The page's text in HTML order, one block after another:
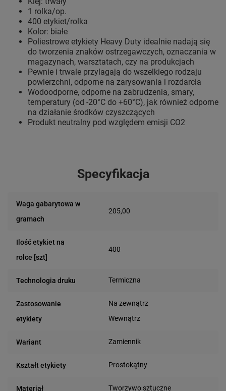
1 rolka/op.
400 etykiet/rolka
Kolor: białe
Poliestrowe etykiety Heavy Duty idealnie nadają się
do tworzenia znaków ostrzegawczych, oznaczania w
magazynach, warsztatach, czy na produkcjach
Pewnie i trwale przylagają do wszelkiego rodzaju
powierzchni, odporne na zarysowania i rozdarcia
Wodoodporne, odporne na zabrudzenia, smary,
temperatury (od -20°C do +60°C), jak również odporne
na działanie środków czyszczących
Produkt neutralny pod względem emisji CO2
Specyfikacja
Waga gabarytowa w
gramach
205,00
Ilość etykiet na
rolce [szt]
400
Technologia druku Termiczna
Zastosowanie
etykiety
Na zewnątrz
Wewnątrz
Wariant Zamiennik
Kształt etykiety Prostokątny
Materiał Tworzywo sztuczne